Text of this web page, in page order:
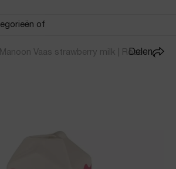
Manoon Vaas strawberry milk | RozeDelen